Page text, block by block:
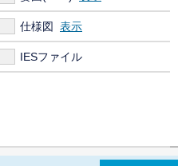
仕様図
IESファイル